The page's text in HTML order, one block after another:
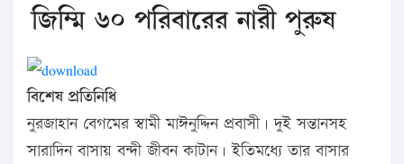
জিম্মি ৬০ পরিবারের নারী পুরুষ
বিশেষ প্রতিনিধি
নুরজাহান বেগমের স্বামী মাঈনুদ্দিন প্রবাসী। দুই সন্তানসহ
সারাদিন বাসায় বন্দী জীবন কাটান। ইতিমধ্যে তার বাসার